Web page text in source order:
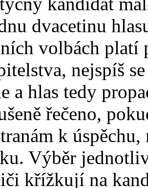
dvacetinu
volbách platí
nejspíš
a hlas tedy
řečeno,
k
Výběr
křížkují na